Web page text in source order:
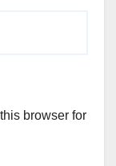
browser for